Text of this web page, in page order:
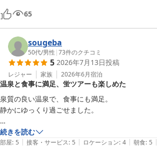
65
sougeba
50代/男性 |73件のクチコミ
5 2026年7月13日投稿
レジャー 家族 2026年6月宿泊
温泉と食事に満足、蛍ツアーも楽しめた
泉質の良い温泉で、食事にも満足。
静かにゆっくり過ごせました。
6月限定の夜の蛍ツアーがとても楽しめました。
続きを読む
部屋: 5 | 接客・サービス: 5 | ロケーション: 4 | 朝食: 5 |